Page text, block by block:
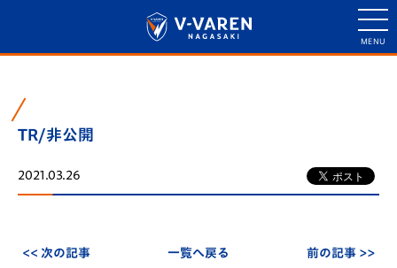
TR/非公開
2021.03.26
<< 次の記事 一覧へ戻る 前の記事 >>